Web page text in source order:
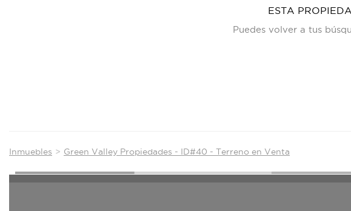
ESTA
Puedes volver a tus
Inmuebles Green Valley Propiedades - ID#40 - Terreno en Venta